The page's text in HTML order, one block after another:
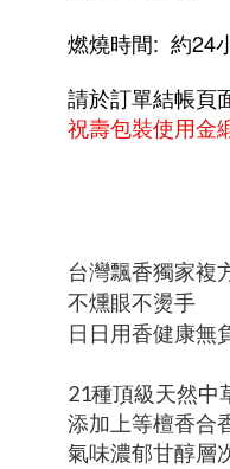
燃燒時間:  約24
請於訂單結帳頁
祝壽包裝使用金
台灣飄香獨家複
不燻眼不燙手
日日用香健康無
21種頂級天然中
添加上等檀香合
氣味濃郁甘醇層